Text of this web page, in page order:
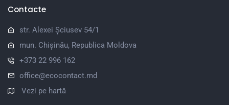
Contacte
str. Alexei Șciusev 54/1
mun. Chișinău, Republica Moldova
+373 22 996 162
office@ecocontact.md
Vezi pe hartă